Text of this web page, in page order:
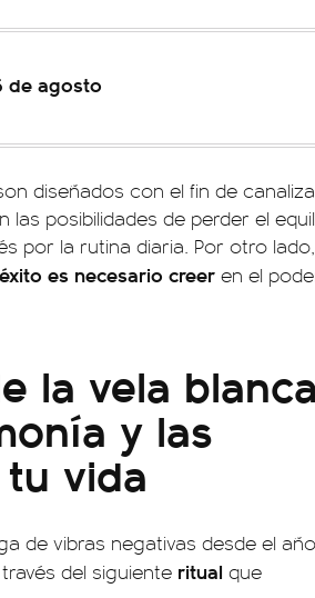
de agosto
diseñados con el fin de
las posibilidades de perder el
por la rutina diaria. Por otro
es necesario creer en el
la vela blanca
y las
vida
de vibras negativas desde el año
del siguiente ritual que